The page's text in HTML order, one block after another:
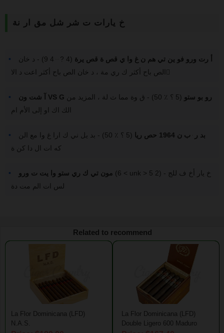
خ يارات ت شر شل مق ار نة
أ رت ورو فو ين تي هم ن غ وا ي قص ة قص يرة
(4 ? ּ ּ 4 9) - د خان
الص باح أكثر ك ري مة ، د خان الص باح أكثر اعت د الا ً
آ شت ون VS G رو بو ستو
(5 ؟ ٪ 50) - ق وة مما ث لة ، المزيد من
الك اك او إلى الأم ام
بد ر ּ ب ن 1964 حص ريا
(5 ؟ ٪ 50) - بد يل ني ك ارا غ وا مع الن
كه ات ال دا كن ة
مون تي ك ري ستو وا يت ت ورو (6 < unk > 5 2) - خ يار أخ ف للج
لس ات الم مت دة
Related to recommend
La Flor Dominicana (LFD)
N.A.S.
La Flor Dominicana (LFD)
Double Ligero 600 Maduro